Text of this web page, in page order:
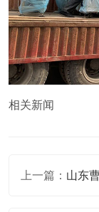
相关新闻
上一篇： 山东